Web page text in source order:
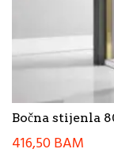
Bočna stijenla
416,50BAM